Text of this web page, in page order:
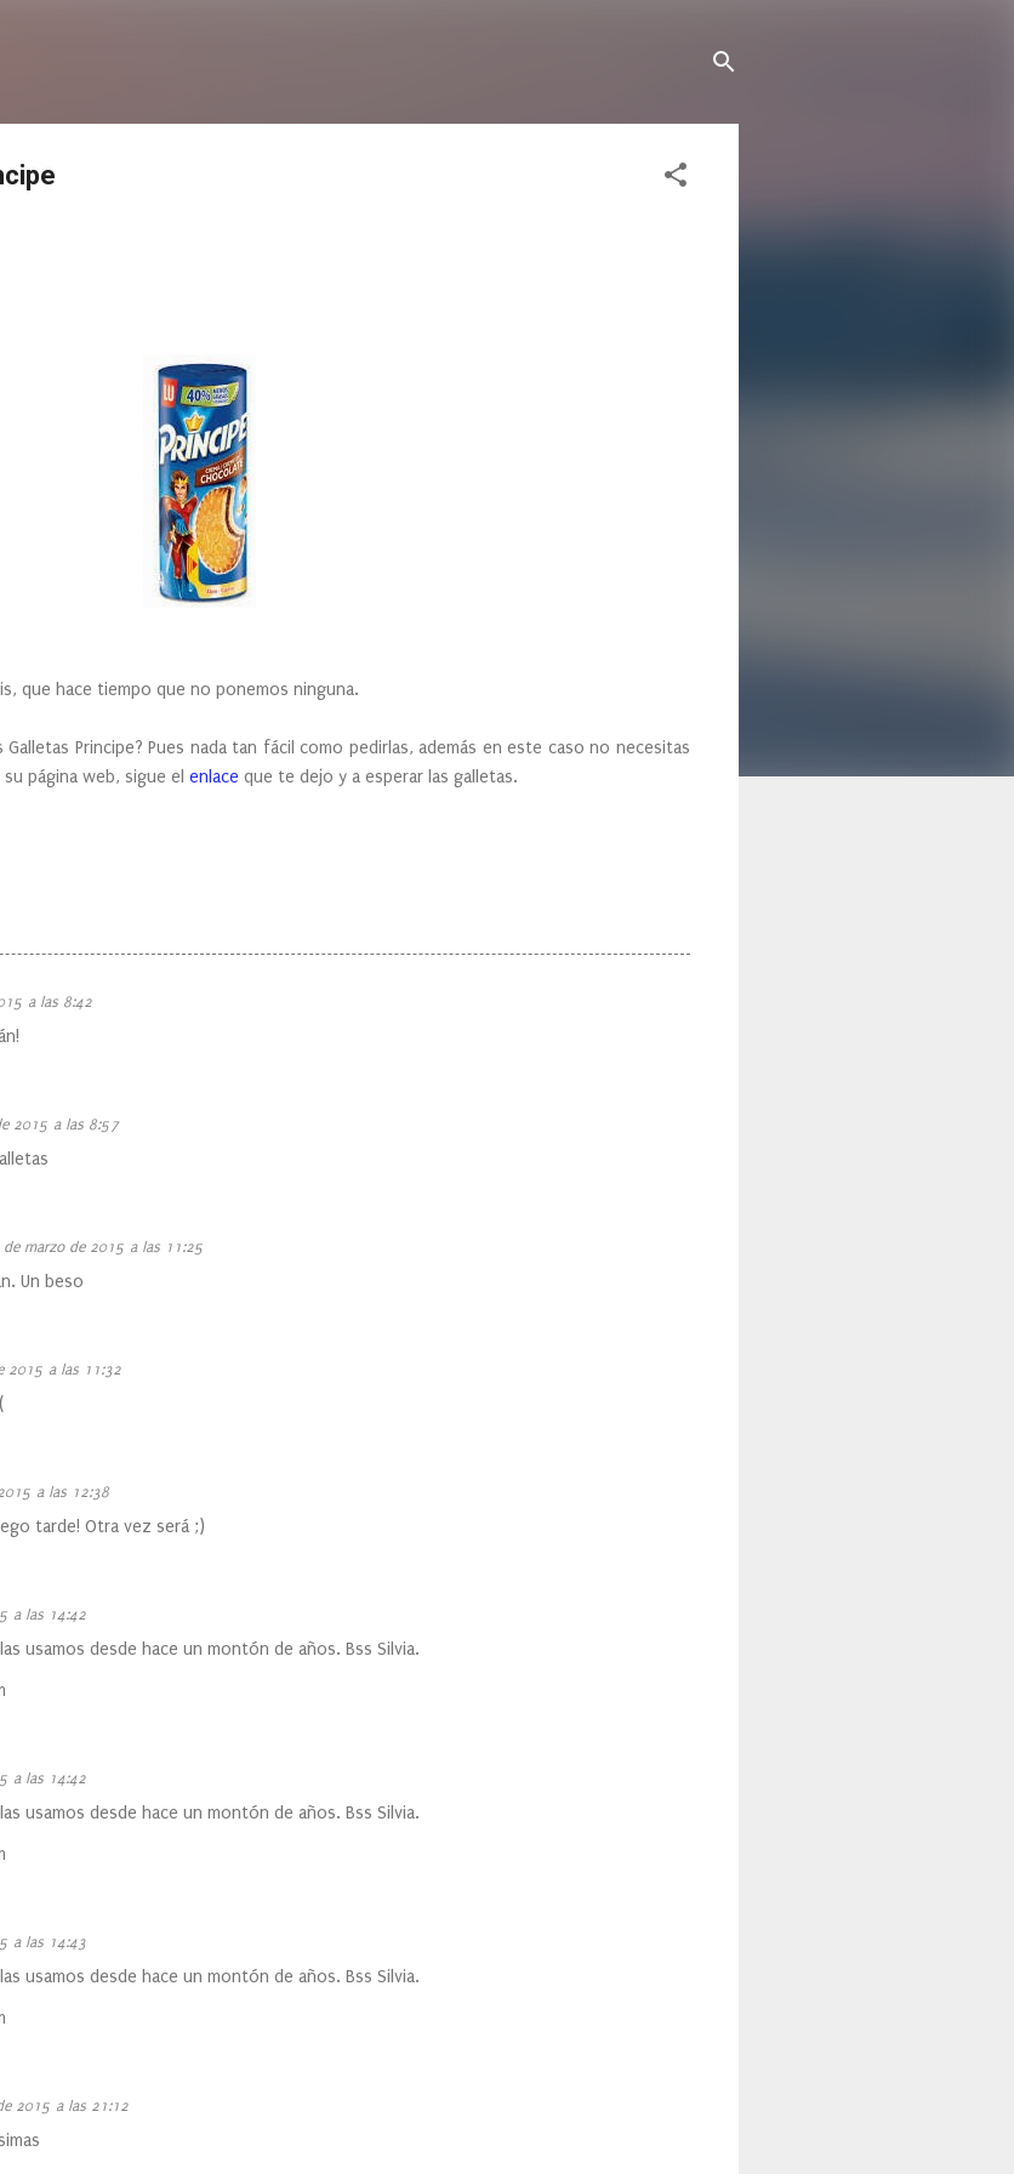
hace tiempo que no ponemos ninguna.
Principe? Pues nada tan fácil como pedirlas, además en este caso no necesitas
página web, sigue el enlace que te dejo y a esperar las galletas.
a las 8:42
2015 a las 8:57
de marzo de 2015 a las 11:25
Un beso
2015 a las 11:32
a las 12:38
tarde! Otra vez será ;)
a las 14:42
usamos desde hace un montón de años. Bss Silvia.
a las 14:42
usamos desde hace un montón de años. Bss Silvia.
a las 14:43
usamos desde hace un montón de años. Bss Silvia.
2015 a las 21:12